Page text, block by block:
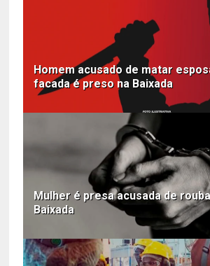
Homem acusado de matar
facada é preso na Baixada
Mulher é presa acusada de
Baixada